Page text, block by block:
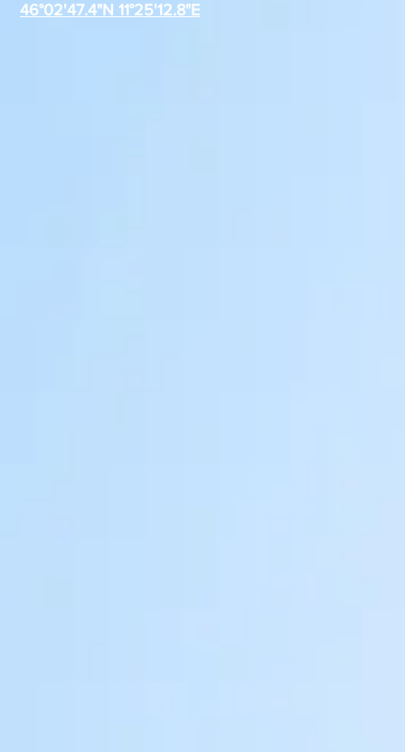
46°02'47.4"N 11°25'12.8"E